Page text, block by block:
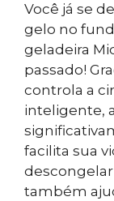
Você já se
gelo no
geladeira
passado!
controla a
inteligente,
facilita sua
também